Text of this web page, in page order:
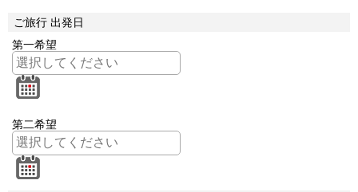
ご旅行 出発日
第一希望
第二希望